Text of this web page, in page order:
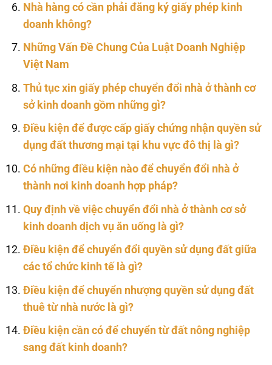
Nhà hàng có cần phải đăng ký giấy phép kinh
doanh không?
Những Vấn Đề Chung Của Luật Doanh Nghiệp
Việt Nam
Thủ tục xin giấy phép chuyển đổi nhà ở thành cơ
sở kinh doanh gồm những gì?
Điều kiện để được cấp giấy chứng nhận quyền sử
dụng đất thương mại tại khu vực đô thị là gì?
Có những điều kiện nào để chuyển đổi nhà ở
thành nơi kinh doanh hợp pháp?
Quy định về việc chuyển đổi nhà ở thành cơ sở
kinh doanh dịch vụ ăn uống là gì?
Điều kiện để chuyển đổi quyền sử dụng đất giữa
các tổ chức kinh tế là gì?
Điều kiện để chuyển nhượng quyền sử dụng đất
thuê từ nhà nước là gì?
Điều kiện cần có để chuyển từ đất nông nghiệp
sang đất kinh doanh?